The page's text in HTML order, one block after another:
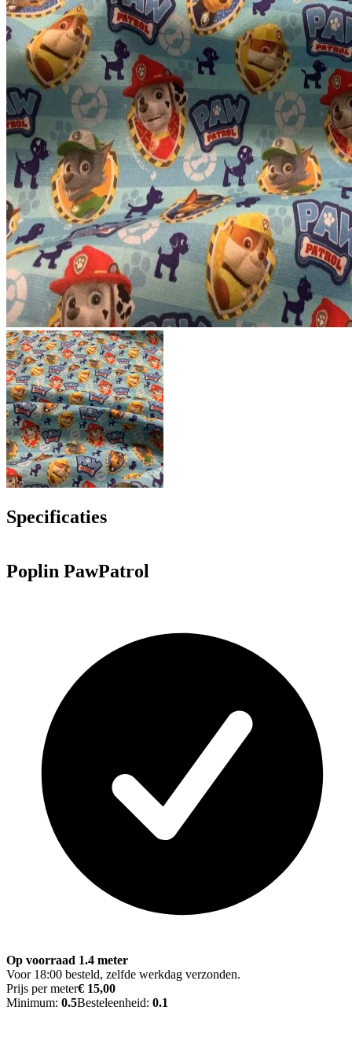
Specificaties
Poplin PawPatrol
Op voorraad 1.4 meter
Voor 18:00 besteld, zelfde werkdag verzonden.
Prijs per meter€ 15,00
Minimum: 0.5Besteleenheid: 0.1